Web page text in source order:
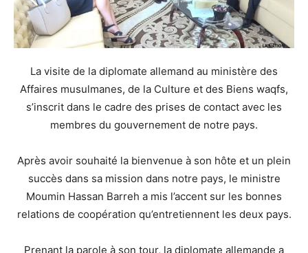
La visite de la diplomate allemand au ministère des
Affaires musulmanes, de la Culture et des Biens waqfs,
s’inscrit dans le cadre des prises de contact avec les
membres du gouvernement de notre pays.
Après avoir souhaité la bienvenue à son hôte et un plein
succès dans sa mission dans notre pays, le ministre
Moumin Hassan Barreh a mis l’accent sur les bonnes
relations de coopération qu’entretiennent les deux pays.
Prenant la parole à son tour, la diplomate allemande a